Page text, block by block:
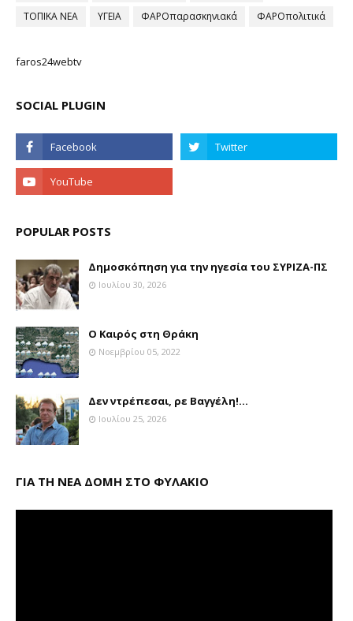
ΤΟΠΙΚΑ ΝΕΑ ΥΓΕΙΑ ΦΑΡΟπαρασκηνιακά ΦΑΡΟπολιτικά
faros24webtv
SOCIAL PLUGIN
POPULAR POSTS
Δημοσκόπηση για την ηγεσία του ΣΥΡΙΖΑ-ΠΣ
Ιουλίου 30, 2026
Ο Καιρός στη Θράκη
Νοεμβρίου 05, 2022
Δεν ντρέπεσαι, ρε Βαγγέλη!...
Ιουλίου 25, 2026
ΓΙΑ ΤΗ ΝΕΑ ΔΟΜΗ ΣΤΟ ΦΥΛΑΚΙΟ